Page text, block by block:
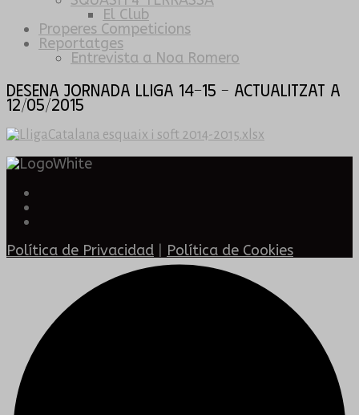
El Club
Properes Competicions
Reportatges
Entrevista a Noa Romero
Desena Jornada LLIGA 14-15 – ACTUALITZAT a
12/05/2015
Política de Privacidad Política de Cookies